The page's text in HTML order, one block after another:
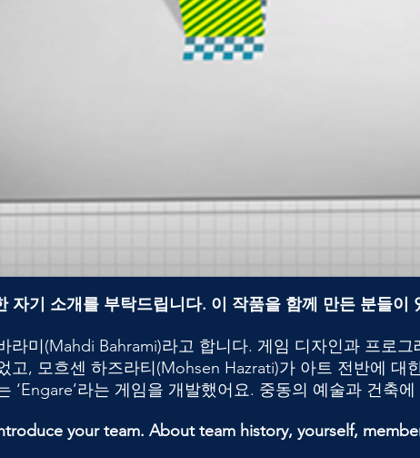
자기 소개를 부탁드립니다. 이 작품을 함께 만든 분들이
라미(Mahdi Bahrami)라고 합니다. 게임 디자인과 프로
고, 모흐센 하즈라티(Mohsen Hazrati)가 아트 전반에 대
‘Engare’라는 게임을 개발했어요. 중동의 예술과 건축
your team. About team history, yourself,